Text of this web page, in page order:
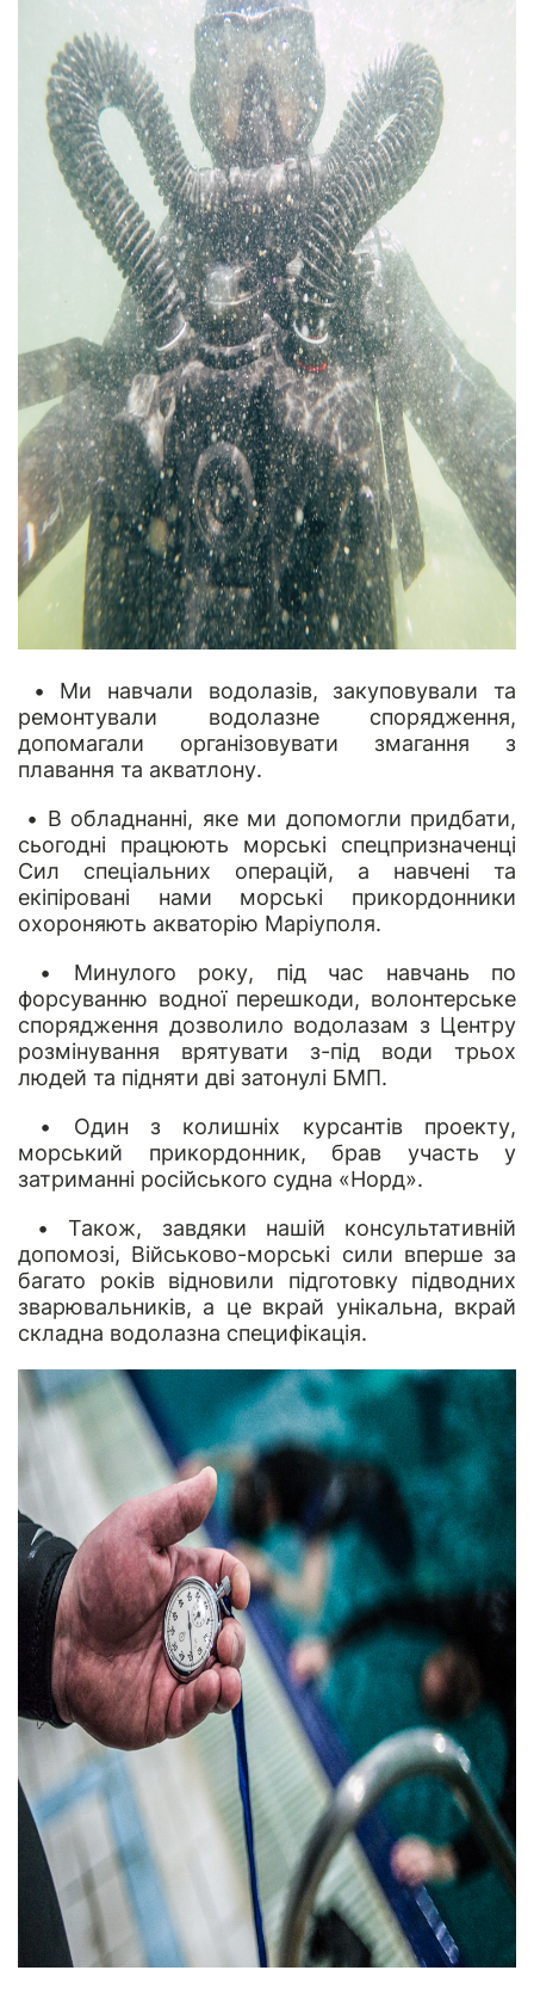
• Ми навчали водолазів, закуповували та
ремонтували водолазне спорядження,
допомагали організовувати змагання з
плавання та акватлону.
• В обладнанні, яке ми допомогли придбати,
сьогодні працюють морські спецпризначенці
Сил спеціальних операцій, а навчені та
екіпіровані нами морські прикордонники
охороняють акваторію Маріуполя.
• Минулого року, під час навчань по
форсуванню водної перешкоди, волонтерське
спорядження дозволило водолазам з Центру
розмінування врятувати з-під води трьох
людей та підняти дві затонулі БМП.
• Один з колишніх курсантів проекту,
морський прикордонник, брав участь у
затриманні російського судна «Норд».
• Також, завдяки нашій консультативній
допомозі, Військово-морські сили вперше за
багато років відновили підготовку підводних
зварювальників, а це вкрай унікальна, вкрай
складна водолазна специфікація.